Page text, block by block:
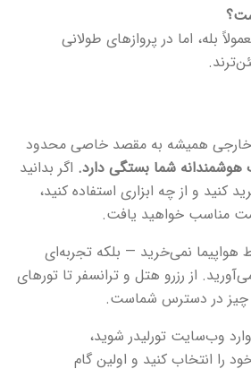
بله، اما در پروازهای طولانی
خارجی همیشه به مقصد خاصی محدود
هوشمندانه شما بستگی دارد. اگر بدانید
کنید و از چه ابزاری استفاده کنید،
مناسب خواهید یافت.
هواپیما نمی‌خرید — بلکه تجربه‌ای
از رزرو هتل و ترانسفر تا تورهای
چیز در دسترس شماست.
وب‌سایت تورلیدر شوید،
را انتخاب کنید و اولین گام